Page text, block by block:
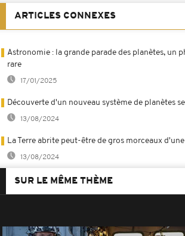
ARTICLES CONNEXES
Astronomie : la grande parade des planètes, un
rare
17/01/2025
Découverte d'un nouveau système de planètes
13/08/2024
La Terre abrite peut-être de gros morceaux
13/08/2024
SUR LE MÊME THÈME